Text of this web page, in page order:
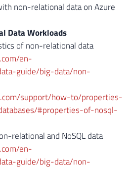
non-relational data on Azure
Data Workloads
of non-relational data
en-
guide/big-data/non-
support/how-to/properties-
#properties-of-nosql-
relational and NoSQL data
en-
guide/big-data/non-